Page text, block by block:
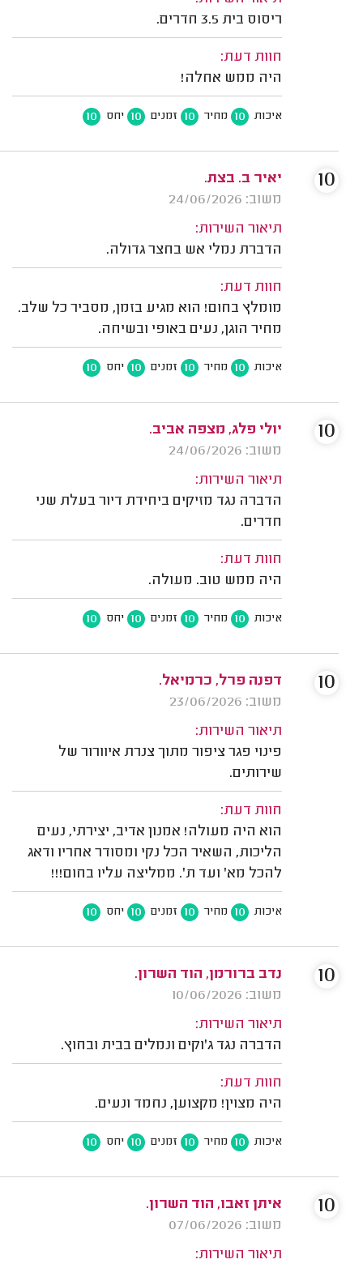
ריסוס בית 3.5 חדרים.
חוות דעת:
היה ממש אחלה!
איכות 10 מחיר 10 זמנים 10 יחס 10
יאיר ב. בצת.
משוב: 24/06/2026
תיאור השירות:
הדברת נמלי אש בחצר גדולה.
חוות דעת:
מומלץ בחום! הוא מגיע בזמן, מסביר כל שלב.
מחיר הוגן, נעים באופי ובשיחה.
איכות 10 מחיר 10 זמנים 10 יחס 10
10
יולי פלג, מצפה אביב.
משוב: 24/06/2026
תיאור השירות:
הדברה נגד מזיקים ביחידת דיור בעלת שני
חדרים.
חוות דעת:
היה ממש טוב. מעולה.
איכות 10 מחיר 10 זמנים 10 יחס 10
10
דפנה פרל, כרמיאל.
משוב: 23/06/2026
תיאור השירות:
פינוי פגר ציפור מתוך צנרת איוורור של
שירותים.
חוות דעת:
הוא היה מעולה! אמנון אדיב, יצירתי, נעים
הליכות, השאיר הכל נקי ומסודר אחריו ודאג
להכל מא' ועד ת'. ממליצה עליו בחום!!!
איכות 10 מחיר 10 זמנים 10 יחס 10
10
נדב ברורמן, הוד השרון.
משוב: 10/06/2026
תיאור השירות:
הדברה נגד ג'וקים ונמלים בבית ובחוץ.
חוות דעת:
היה מצוין! מקצוען, נחמד ונעים.
איכות 10 מחיר 10 זמנים 10 יחס 10
10
איתן זאבו, הוד השרון.
משוב: 07/06/2026
תיאור השירות:
10